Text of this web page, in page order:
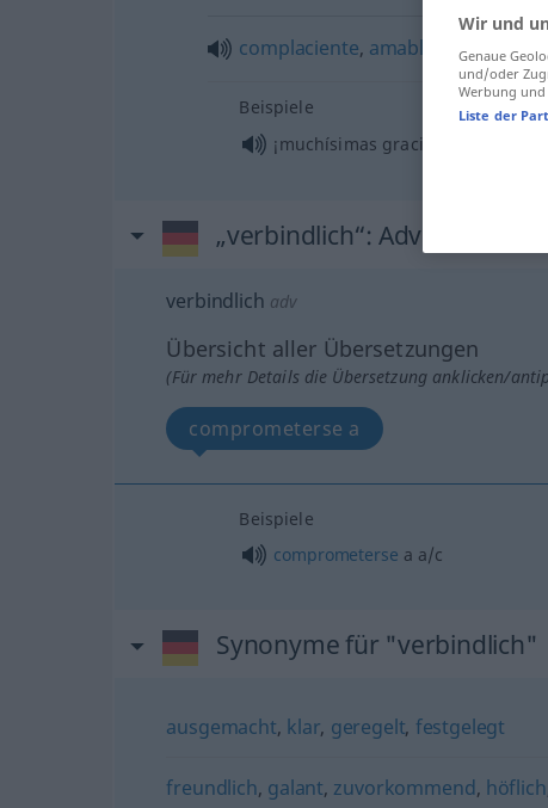
complaciente, amable
Beispiele
¡muchísimas gracias!
„verbindlich“: Adverb
verbindlich adv
Übersicht aller Übersetzungen
(Für mehr Details die Übersetzung anklicken/
comprometerse a
Beispiele
comprometerse a a/c
Synonyme für "verbindlich"
ausgemacht, klar, geregelt, festgelegt
freundlich, galant, zuvorkommend, höflich
Wir und
Genaue
und/oder
Werbung
Liste der